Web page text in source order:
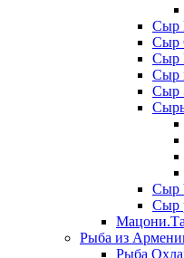
Сыр
Сыр
Сыр
Сыр
Сыр
Сыр
Рыба из
Рыба